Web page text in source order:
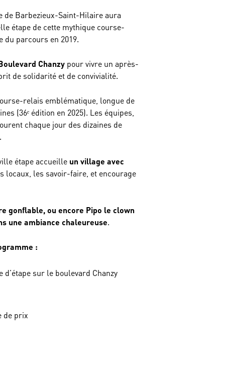
de Barbezieux-Saint-Hilaire aura
étape de cette mythique course-
du parcours en 2019.
Chanzy pour vivre un après-
de solidarité et de convivialité.
relais emblématique, longue de
(36ᵉ édition en 2025). Les équipes,
chaque jour des dizaines de
étape accueille un village avec
locaux, les savoir-faire, et encourage
gonflable, ou encore Pipo le clown
une ambiance chaleureuse.
:
sur le boulevard Chanzy
de prix